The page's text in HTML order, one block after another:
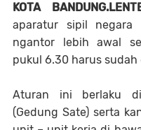
KOTA
aparatur sipil negara
ngantor lebih awal
pukul 6.30 harus
Aturan ini berlaku
(Gedung Sate) serta